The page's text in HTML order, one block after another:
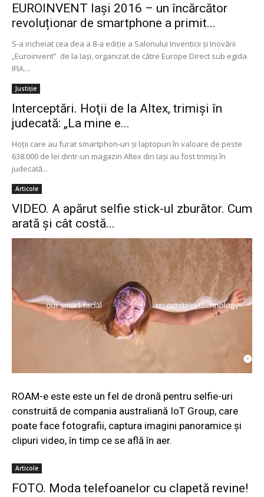
EUROINVENT Iași 2016 – un încărcător
revoluționar de smartphone a primit...
S-a incheiat cea dea a 8-a ediţie a Salonului Inventicii şi Inovării
„Euroinvent” de la Iași, organizat de către Europe Direct sub egida
IFIA....
Justiție
Interceptări. Hoţii de la Altex, trimişi în
judecată: „La mine e...
Hoţii care au furat smartphon-uri şi laptopuri în valoare de peste
638.000 de lei dintr-un magazin Altex din Iaşi au fost trimişi în
judecată...
Articole
VIDEO. A apărut selfie stick-ul zburător. Cum
arată și cât costă...
ROAM-e este este un fel de dronă pentru selfie-uri
construită de compania australiană IoT Group, care
poate face fotografii, captura imagini panoramice şi
clipuri video, în timp ce se află în aer.
Articole
FOTO. Moda telefoanelor cu clapetă revine!